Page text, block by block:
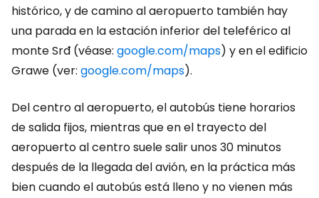
histórico, y de camino al aeropuerto también hay
una parada en la estación inferior del teleférico al
monte Srđ (véase: google.com/maps) y en el edificio
Grawe (ver: google.com/maps).
Del centro al aeropuerto, el autobús tiene horarios
de salida fijos, mientras que en el trayecto del
aeropuerto al centro suele salir unos 30 minutos
después de la llegada del avión, en la práctica más
bien cuando el autobús está lleno y no vienen más